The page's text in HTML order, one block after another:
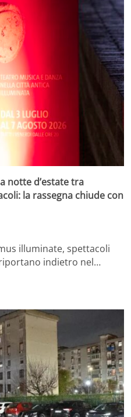
notte d’estate tra
la rassegna chiude con
illuminate, spettacoli
indietro nel…